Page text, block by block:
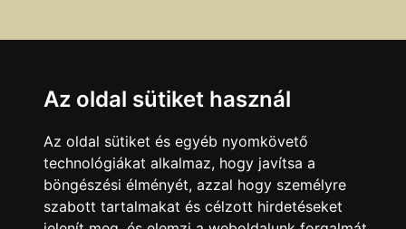
Az oldal sütiket használ
Az oldal sütiket és egyéb nyomkövető
technológiákat alkalmaz, hogy javítsa a
böngészési élményét, azzal hogy személyre
szabott tartalmakat és célzott hirdetéseket